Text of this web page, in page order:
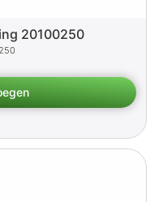
20100250